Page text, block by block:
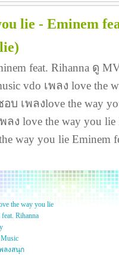
lie - Eminem
feat. Rihanna ดู
vdo เพลง love the
บ เพลงlove the way
love the way you lie
way you lie Eminem
the way you lie
Rihanna
ลงสนุก